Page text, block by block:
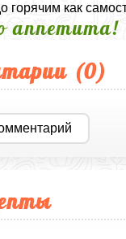
горячим как
аппетита!
(0)